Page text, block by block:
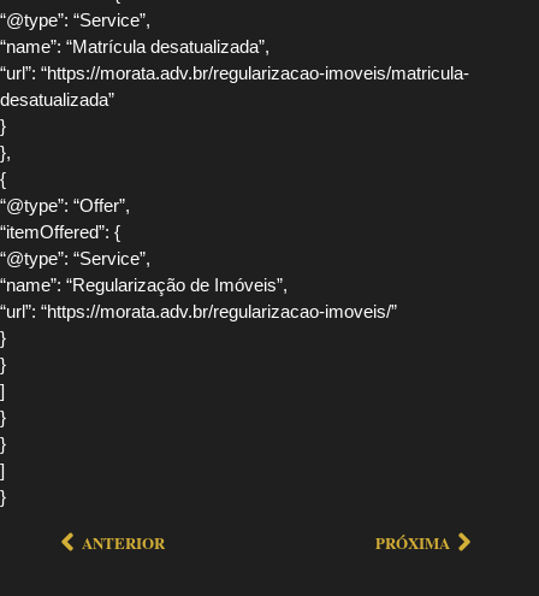
“@type”: “Service”,
“name”: “Matrícula desatualizada”,
“url”: “https://morata.adv.br/regularizacao-imoveis/matricula-
desatualizada”
}
},
{
“@type”: “Offer”,
“itemOffered”: {
“@type”: “Service”,
“name”: “Regularização de Imóveis”,
“url”: “https://morata.adv.br/regularizacao-imoveis/”
}
}
]
}
}
]
}
ANTERIOR PRÓXIMA